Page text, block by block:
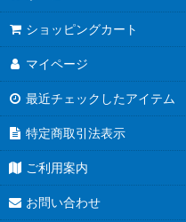
ショッピングカート
マイページ
最近チェックしたアイテム
特定商取引法表示
ご利用案内
お問い合わせ